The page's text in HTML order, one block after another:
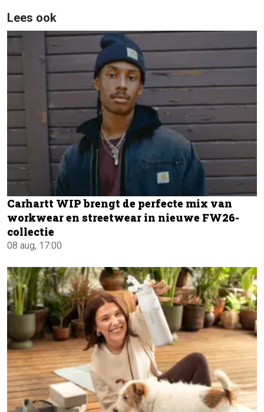
Lees ook
Carhartt WIP brengt de perfecte mix van
workwear en streetwear in nieuwe FW26-
collectie
08 aug, 17:00